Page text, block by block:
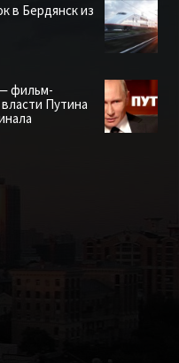
в Бердянск из
фильм-
Путина